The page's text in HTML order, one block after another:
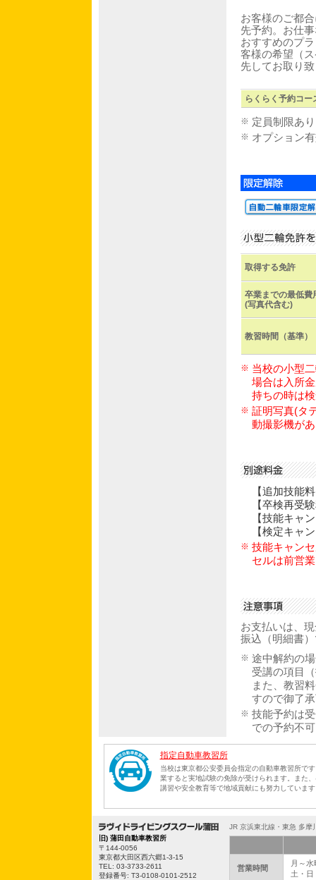
お客様のご都
先予約。お仕
おすすめのプ
客様の希望（
先してお取り
らくらく予約コー
※ 定員制限あり
※ オプション
取得する免許
卒業までの最低費
(写真代含む)
教習時間（基準）
※ 当校の小型
場合は入所
持ちの時は
※ 証明写真(タ
動撮影機が
【追加技能
【卒検再受
【技能キャ
【検定キャ
※ 技能キャン
セルは前営
お支払いは、
振込（明細書
※ 途中解約の
受講の項目
また、教習
すので御了
※ 技能予約は
での予約不
指定自動車教習所
当校は東京都公安委員会指定の自動車教習所で
業すると実地試験の免除が受けられます。また
講習や安全教育等で地域貢献にも努力しています
旧) 蒲田自動車教習所
〒144-0056
東京都大田区西六郷1-3-15
TEL: 03-3733-2611
登録番号: T3-0108-0101-2512
JR 京浜東北線・東急 多摩
営業時間
月～水
土・日